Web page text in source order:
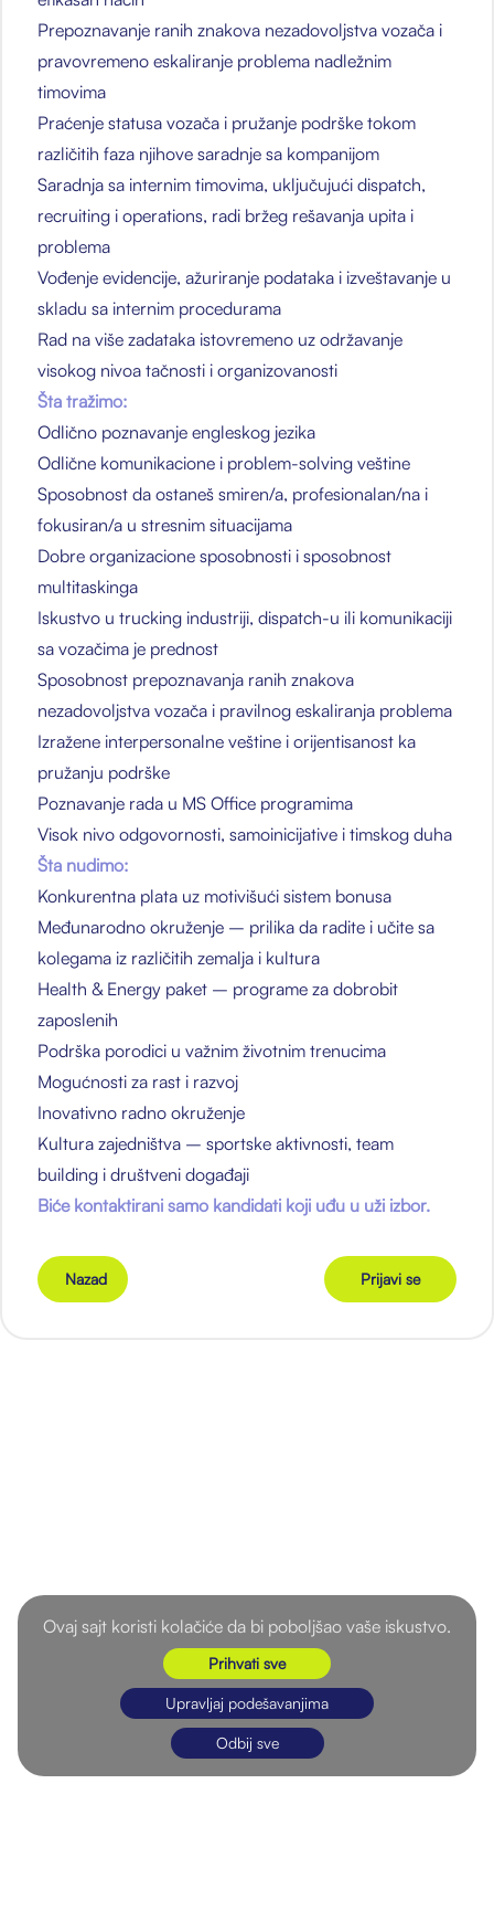
Ovaj sajt koristi kolačiće da bi poboljšao vaše iskustvo.
Prihvati sve
Upravljaj podešavanjima
Odbij sve
Prepoznavanje ranih znakova nezadovoljstva vozača i
pravovremeno eskaliranje problema nadležnim
timovima
Praćenje statusa vozača i pružanje podrške tokom
različitih faza njihove saradnje sa kompanijom
Saradnja sa internim timovima, uključujući dispatch,
recruiting i operations, radi bržeg rešavanja upita i
problema
Vođenje evidencije, ažuriranje podataka i izveštavanje u
skladu sa internim procedurama
Rad na više zadataka istovremeno uz održavanje
visokog nivoa tačnosti i organizovanosti
Šta tražimo:
Odlično poznavanje engleskog jezika
Odlične komunikacione i problem-solving veštine
Sposobnost da ostaneš smiren/a, profesionalan/na i
fokusiran/a u stresnim situacijama
Dobre organizacione sposobnosti i sposobnost
multitaskinga
Iskustvo u trucking industriji, dispatch-u ili komunikaciji
sa vozačima je prednost
Sposobnost prepoznavanja ranih znakova
nezadovoljstva vozača i pravilnog eskaliranja problema
Izražene interpersonalne veštine i orijentisanost ka
pružanju podrške
Poznavanje rada u MS Office programima
Visok nivo odgovornosti, samoinicijative i timskog duha
Šta nudimo:
Konkurentna plata uz motivišući sistem bonusa
Međunarodno okruženje – prilika da radite i učite sa
kolegama iz različitih zemalja i kultura
Health & Energy paket – programe za dobrobit
zaposlenih
Podrška porodici u važnim životnim trenucima
Mogućnosti za rast i razvoj
Inovativno radno okruženje
Kultura zajedništva – sportske aktivnosti, team
building i društveni događaji
Biće kontaktirani samo kandidati koji uđu u uži izbor.
Nazad Prijavi se